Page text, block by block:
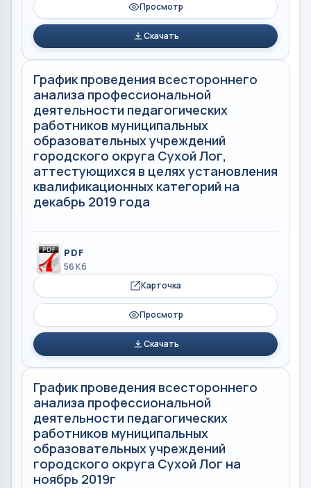
Просмотр
Скачать
График проведения всестороннего
анализа профессиональной
деятельности педагогических
работников муниципальных
образовательных учреждений
городского округа Сухой Лог,
аттестующихся в целях установления
квалификационных категорий на
декабрь 2019 года
PDF
56 Кб
Карточка
Просмотр
Скачать
График проведения всестороннего
анализа профессиональной
деятельности педагогических
работников муниципальных
образовательных учреждений
городского округа Сухой Лог на
ноябрь 2019г